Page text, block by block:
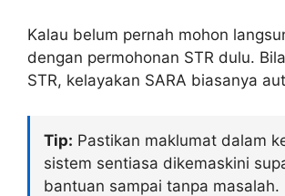
Kalau belum pernah mohon
dengan permohonan STR dulu.
STR, kelayakan SARA biasanya
Tip: Pastikan maklumat dalam
sistem sentiasa dikemaskini
bantuan sampai tanpa masalah.